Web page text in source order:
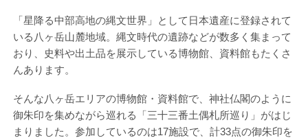
「星降る中部高地の縄文世界」として日本遺産に登録されて
いる八ヶ岳山麓地域。縄文時代の遺跡などが数多く集まって
おり、史料や出土品を展示している博物館、資料館もたくさ
んあります。
そんな八ヶ岳エリアの博物館・資料館で、神社仏閣のように
御朱印を集めながら巡れる「三十三番土偶札所巡り」がはじ
まりました。参加しているのは17施設で、計33点の御朱印を